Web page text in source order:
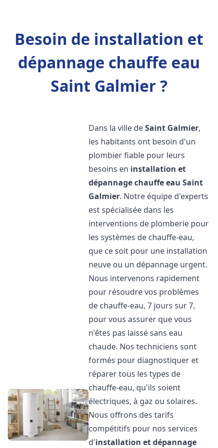
Besoin de installation et
dépannage chauffe eau
Saint Galmier ?
Dans la ville deSaint Galmier,
les habitants ont besoin d'un
plombier fiable pour leurs
besoins en installation et
dépannage chauffe eau Saint
Galmier. Notre équipe d'experts
est spécialisée dans les
interventions de plomberie pour
les systèmes de chauffe-eau,
que ce soit pour une installation
neuve ou un dépannage urgent.
Nous intervenons rapidement
pour résoudre vos problèmes
de chauffe-eau, 7 jours sur 7,
pour vous assurer que vous
n'êtes pas laissé sans eau
chaude. Nos techniciens sont
formés pour diagnostiquer et
réparer tous les types de
chauffe-eau, qu'ils soient
électriques, à gaz ou solaires.
Nous offrons des tarifs
compétitifs pour nos services
d'installation et dépannage